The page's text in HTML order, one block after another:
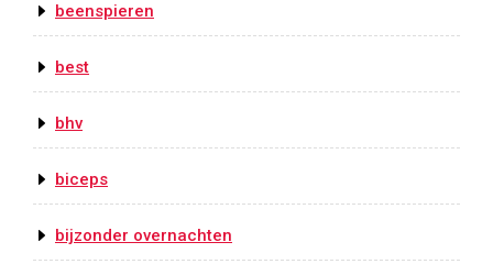
beenspieren
best
bhv
biceps
bijzonder overnachten